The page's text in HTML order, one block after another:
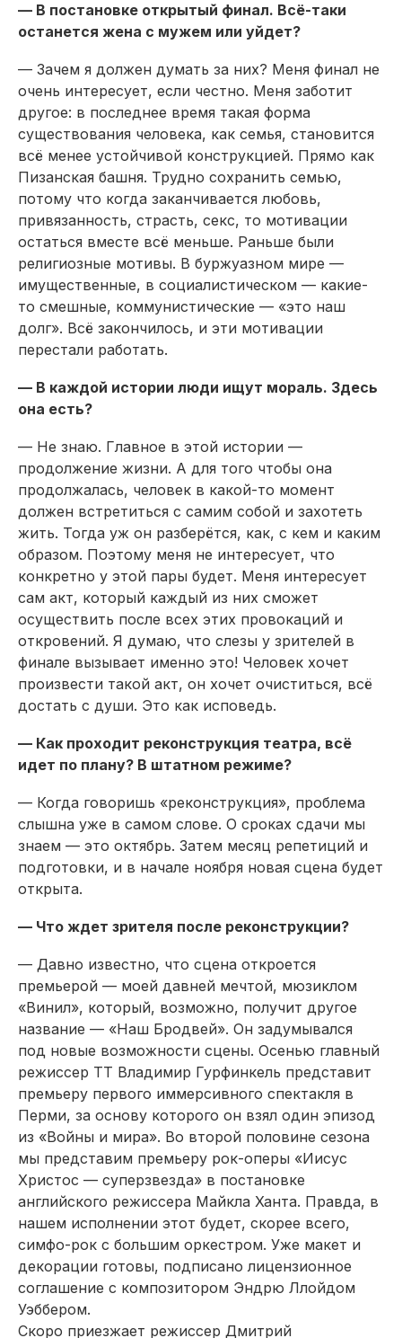
— В постановке открытый финал. Всё-таки
останется жена с мужем или уйдет?
— Зачем я должен думать за них? Меня финал не
очень интересует, если честно. Меня заботит
другое: в последнее время такая форма
существования человека, как семья, становится
всё менее устойчивой конструкцией. Прямо как
Пизанская башня. Трудно сохранить семью,
потому что когда заканчивается любовь,
привязанность, страсть, секс, то мотивации
остаться вместе всё меньше. Раньше были
религиозные мотивы. В буржуазном мире —
имущественные, в социалистическом — какие-
то смешные, коммунистические — «это наш
долг». Всё закончилось, и эти мотивации
перестали работать.
— В каждой истории люди ищут мораль. Здесь
она есть?
— Не знаю. Главное в этой истории —
продолжение жизни. А для того чтобы она
продолжалась, человек в какой-то момент
должен встретиться с самим собой и захотеть
жить. Тогда уж он разберётся, как, с кем и каким
образом. Поэтому меня не интересует, что
конкретно у этой пары будет. Меня интересует
сам акт, который каждый из них сможет
осуществить после всех этих провокаций и
откровений. Я думаю, что слезы у зрителей в
финале вызывает именно это! Человек хочет
произвести такой акт, он хочет очиститься, всё
достать с души. Это как исповедь.
— Как проходит реконструкция театра, всё
идет по плану? В штатном режиме?
— Когда говоришь «реконструкция», проблема
слышна уже в самом слове. О сроках сдачи мы
знаем — это октябрь. Затем месяц репетиций и
подготовки, и в начале ноября новая сцена будет
открыта.
— Что ждет зрителя после реконструкции?
— Давно известно, что сцена откроется
премьерой — моей давней мечтой, мюзиклом
«Винил», который, возможно, получит другое
название — «Наш Бродвей». Он задумывался
под новые возможности сцены. Осенью главный
режиссер ТТ Владимир Гурфинкель представит
премьеру первого иммерсивного спектакля в
Перми, за основу которого он взял один эпизод
из «Войны и мира». Во второй половине сезона
мы представим премьеру рок-оперы «Иисус
Христос — суперзвезда» в постановке
английского режиссера Майкла Ханта. Правда, в
нашем исполнении этот будет, скорее всего,
симфо-рок с большим оркестром. Уже макет и
декорации готовы, подписано лицензионное
соглашение с композитором Эндрю Ллойдом
Уэббером.
Скоро приезжает режиссер Дмитрий